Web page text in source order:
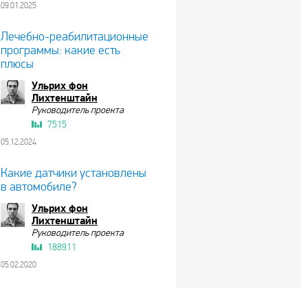
09.01.2025
Лечебно-реабилитационные
программы: какие есть
плюсы
Ульрих фон
Лихтенштайн
Руководитель проекта
7515
05.12.2024
Какие датчики установлены
в автомобиле?
Ульрих фон
Лихтенштайн
Руководитель проекта
188911
05.02.2020